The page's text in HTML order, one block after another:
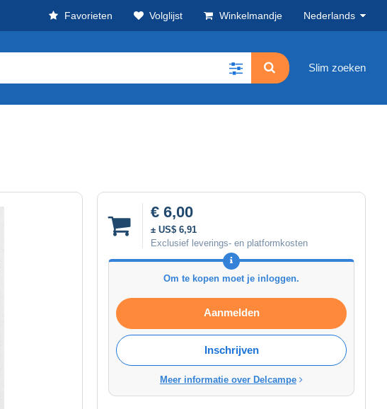
Favorieten Volglijst Winkelmandje Nederlands
Slim zoeken
€ 6,00
± US$ 6,91
Exclusief leverings- en platformkosten
Om te kopen moet je inloggen.
Aanmelden
Inschrijven
Meer informatie over Delcampe